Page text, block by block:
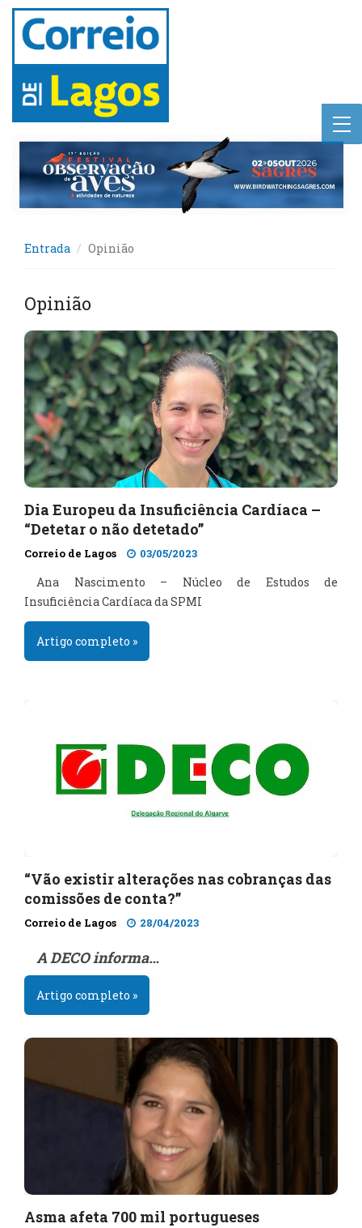
Entrada Opinião
Opinião
Dia Europeu da Insuficiência Cardíaca –
“Detetar o não detetado”
Correio de Lagos 03/05/2023
Ana Nascimento – Núcleo de Estudos de
Insuficiência Cardíaca da SPMI
Artigo completo »
“Vão existir alterações nas cobranças das
comissões de conta?”
Correio de Lagos 28/04/2023
A DECO informa…
Artigo completo »
Asma afeta 700 mil portugueses